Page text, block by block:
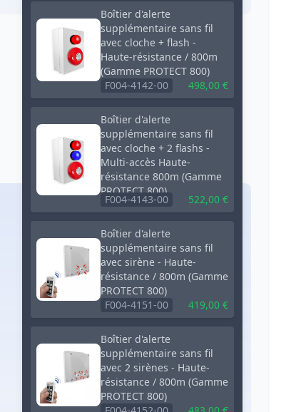
Boîtier d'alerte
supplémentaire sans fil
avec cloche + flash -
Haute-résistance / 800m
(Gamme PROTECT 800)
F004-4142-00
498,00 €
Boîtier d'alerte
supplémentaire sans fil
avec cloche + 2 flashs -
Multi-accès Haute-
résistance 800m (Gamme
PROTECT 800)
F004-4143-00 522,00 €
Boîtier d'alerte
supplémentaire sans fil
avec sirène - Haute-
résistance / 800m (Gamme
PROTECT 800)
F004-4151-00
419,00 €
Boîtier d'alerte
supplémentaire sans fil
avec 2 sirènes - Haute-
résistance / 800m (Gamme
PROTECT 800)